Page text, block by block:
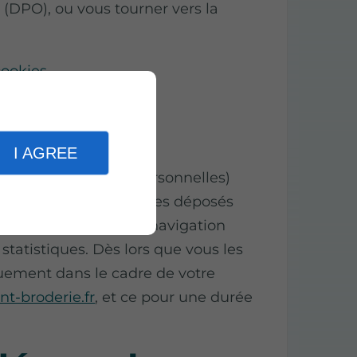
I AGREE
ou vous tourner vers la
.
(non personnelles)
internet. Les cookies déposés
de l’expérience de navigation
Dès lors que vous les
dans le cadre de votre
broderie.fr, et ce pour une durée